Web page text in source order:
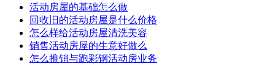
活动房屋的基础怎么做
回收旧的活动房屋是什么价格
怎么样给活动房屋清洗美容
销售活动房屋的生意好做么
怎么推销与跑彩钢活动房业务